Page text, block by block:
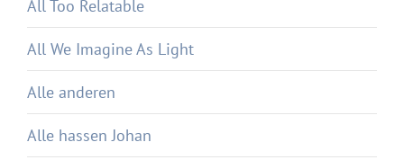
All Too Relatable
All We Imagine As Light
Alle anderen
Alle hassen Johan